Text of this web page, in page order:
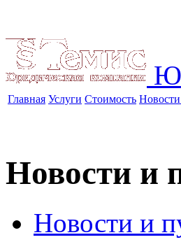
Главная Услуги Стоимость
Новости и
Новости и